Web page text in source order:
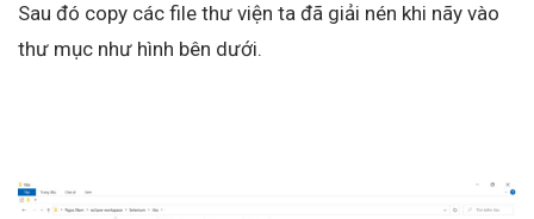
Sau đó copy các file thư viện ta đã giải nén khi nãy vào
thư mục như hình bên dưới.